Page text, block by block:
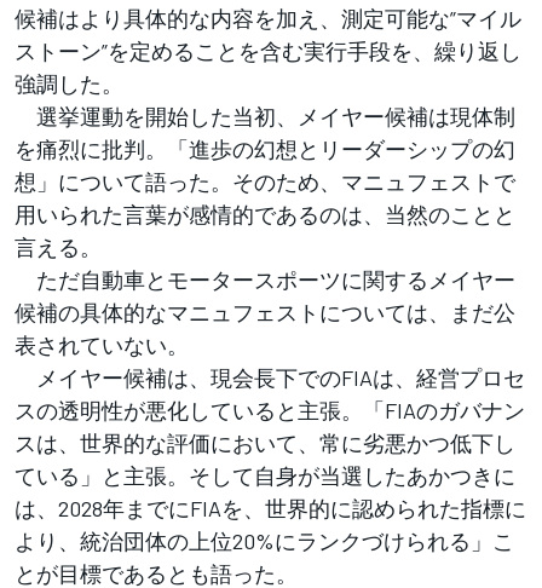
候補はより具体的な内容を加え、測定可能な”マイル
ストーン”を定めることを含む実行手段を、繰り返し
強調した。
選挙運動を開始した当初、メイヤー候補は現体制
を痛烈に批判。「進歩の幻想とリーダーシップの幻
想」について語った。そのため、マニュフェストで
用いられた言葉が感情的であるのは、当然のことと
言える。
ただ自動車とモータースポーツに関するメイヤー
候補の具体的なマニュフェストについては、まだ公
表されていない。
メイヤー候補は、現会長下でのFIAは、経営プロセ
スの透明性が悪化していると主張。「FIAのガバナン
スは、世界的な評価において、常に劣悪かつ低下し
ている」と主張。そして自身が当選したあかつきに
は、2028年までにFIAを、世界的に認められた指標に
より、統治団体の上位20%にランクづけられる」こ
とが目標であるとも語った。